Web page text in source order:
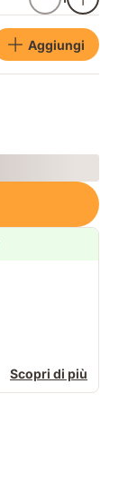
Aggiungi
Scopri di più